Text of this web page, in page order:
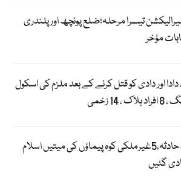
تیسرا مرحلہ؛ضلع پونچھ اور پلندری
مؤخر
اور دادی کو قتل کرنے کے بعد ملزم کی اسکول
، 14 زخمی
براڈ پیک حادثہ،5غیرملکی کوہ پیماؤں کی میتیں اسلام
گئیں